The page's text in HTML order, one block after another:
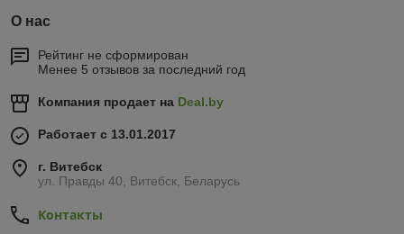
О нас
Рейтинг не сформирован
Менее 5 отзывов за последний год
Компания продает на Deal.by
Работает с 13.01.2017
г. Витебск
ул. Правды 40, Витебск, Беларусь
Контакты